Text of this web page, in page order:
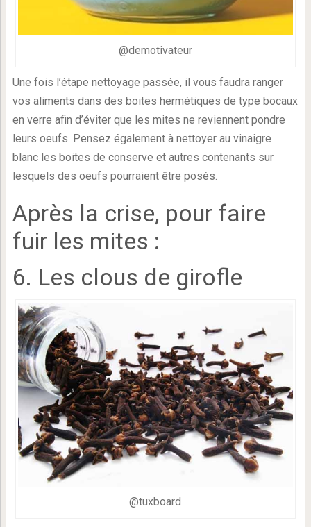
@demotivateur
Une fois l’étape nettoyage passée, il vous faudra ranger
vos aliments dans des boites hermétiques de type bocaux
en verre afin d’éviter que les mites ne reviennent pondre
leurs oeufs. Pensez également à nettoyer au vinaigre
blanc les boites de conserve et autres contenants sur
lesquels des oeufs pourraient être posés.
Après la crise, pour faire
fuir les mites :
6. Les clous de girofle
@tuxboard